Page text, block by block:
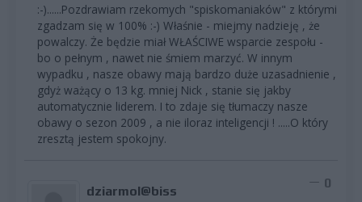
:-)......Pozdrawiam rzekomych "spiskomaniaków" z którymi
zgadzam się w 100% :-) Właśnie - miejmy nadzieję , że
powalczy. Że będzie miał WŁAŚCIWE wsparcie zespołu -
bo o pełnym , nawet nie śmiem marzyć. W innym
wypadku , nasze obawy mają bardzo duże uzasadnienie ,
gdyż ważący o 13 kg. mniej Nick , stanie się jakby
automatycznie liderem. I to zdaje się tłumaczy nasze
obawy o sezon 2009 , a nie iloraz inteligencji ! .....O który
zresztą jestem spokojny.
dziarmol@biss
0